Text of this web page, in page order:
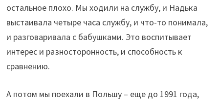
остальное плохо. Мы ходили на службу, и Надька
выстаивала четыре часа службу, и что-то понимала,
и разговаривала с бабушками. Это воспитывает
интерес и разносторонность, и способность к
сравнению.
А потом мы поехали в Польшу – еще до 1991 года,